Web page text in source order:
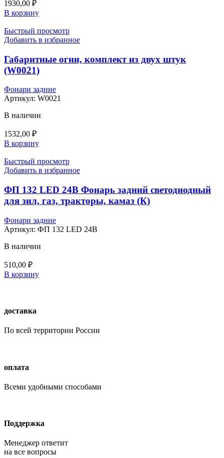
1930,00 ₽
В корзину
Быстрый просмотр
Добавить в избранное
Габаритные огни, комплект из двух штук
(W0021)
Фонари задние
Артикул: W0021
В наличии
1532,00 ₽
В корзину
Быстрый просмотр
Добавить в избранное
ФП 132 LED 24В Фонарь задний светодиодный
для зил, газ, тракторы, камаз (К)
Фонари задние
Артикул: ФП 132 LED 24В
В наличии
510,00 ₽
В корзину
доставка
По всей территории России
оплата
Всеми удобными способами
Поддержка
Менеджер ответит
на все вопросы